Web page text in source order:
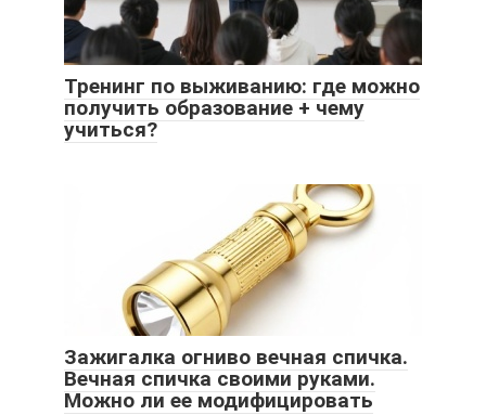
Тренинг по выживанию: где можно
получить образование + чему
учиться?
Зажигалка огниво вечная спичка.
Вечная спичка своими руками.
Можно ли ее модифицировать